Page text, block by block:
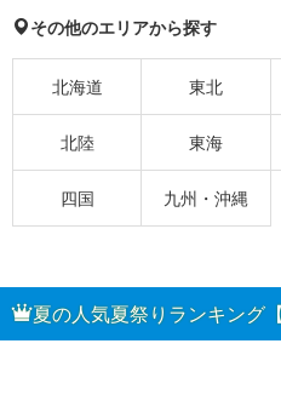
その他のエリアから探す
北海道 東北
北陸 東海
四国 九州・沖縄
夏の人気夏祭りランキング